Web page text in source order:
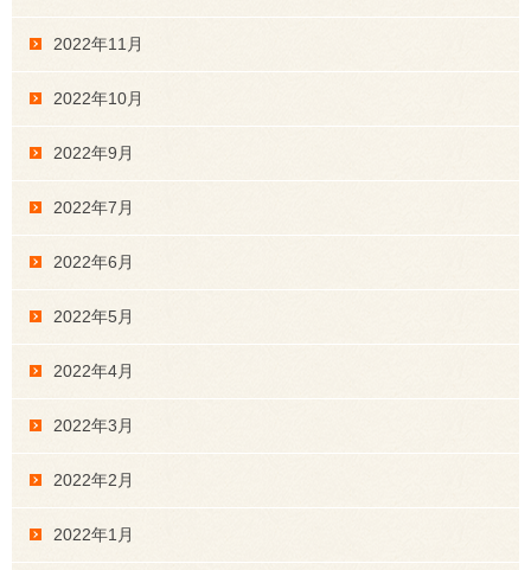
2022年11月
2022年10月
2022年9月
2022年7月
2022年6月
2022年5月
2022年4月
2022年3月
2022年2月
2022年1月